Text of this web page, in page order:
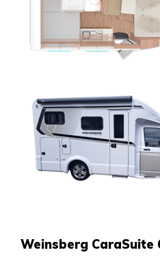
Weinsberg CaraSuite